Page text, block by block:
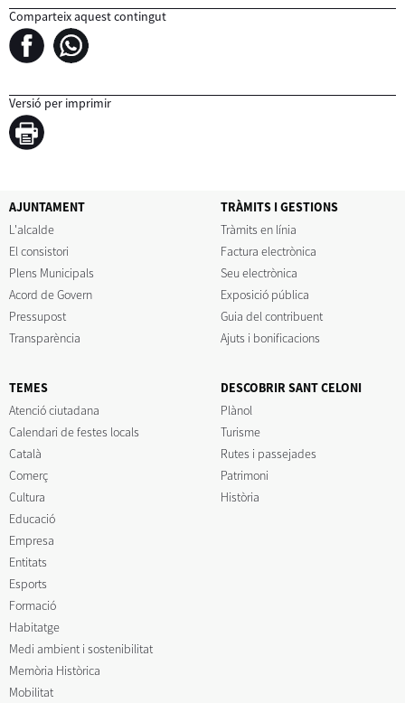
Comparteix aquest contingut
Versió per imprimir
AJUNTAMENT
L'alcalde
El consistori
Plens Municipals
Acord de Govern
Pressupost
Transparència
TRÀMITS I GESTIONS
Tràmits en línia
Factura electrònica
Seu electrònica
Exposició pública
Guia del contribuent
Ajuts i bonificacions
TEMES
Atenció ciutadana
Calendari de festes locals
Català
Comerç
Cultura
Educació
Empresa
Entitats
Esports
Formació
Habitatge
Medi ambient i sostenibilitat
Memòria Històrica
Mobilitat
DESCOBRIR SANT CELONI
Plànol
Turisme
Rutes i passejades
Patrimoni
Història